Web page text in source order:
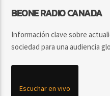
BEONE RADIO CANADA
Información clave sobre
sociedad para una audiencia
Escuchar en vivo